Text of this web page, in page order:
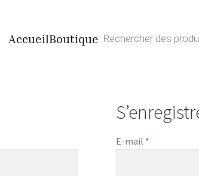
AccueilBoutique Recherche
de
E-mail *